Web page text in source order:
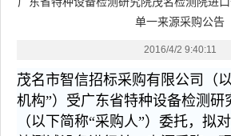
单一来源采购公告
2016/4/2 9:40:11
茂名市智信招标采购有限公司（
机构”）受广东省特种设备检测研
（以下简称“采购人”）委托，拟